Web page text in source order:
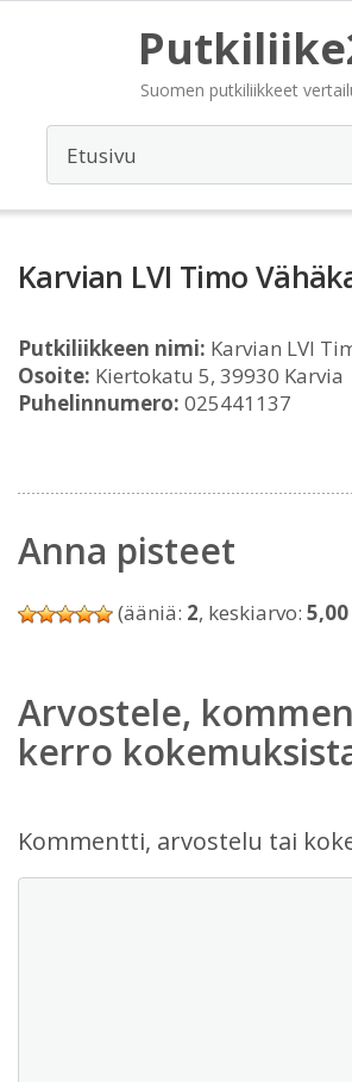
Suomen putkiliikkeet
Karvian LVI Timo
Putkiliikkeen nimi: Karvian LVI
Osoite: Kiertokatu 5, 39930 Karvia
Puhelinnumero: 025441137
Anna pisteet
(ääniä: 2, keskiarvo: 5,00
Arvostele,
kerro
Kommentti, arvostelu tai